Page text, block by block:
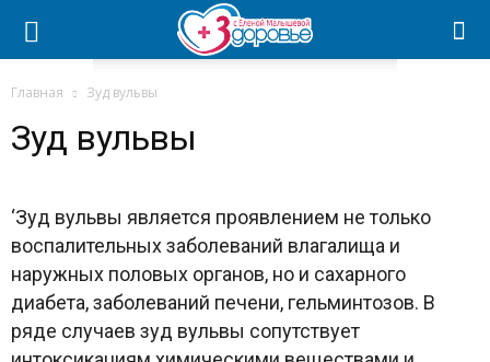
Главная Зуд вульвы
Зуд вульвы
‘Зуд вульвы является проявлением не только
воспалительных заболеваний влагалища и
наружных половых органов, но и сахарного
диабета, заболеваний печени, гельминтозов. В
ряде случаев зуд вульвы сопутствует